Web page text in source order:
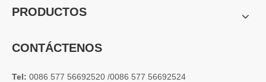
PRODUCTOS
CONTÁCTENOS
Tel: 0086 577 56692520 /0086 577 56692524